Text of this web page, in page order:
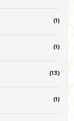
(1)
(1)
(13)
(1)